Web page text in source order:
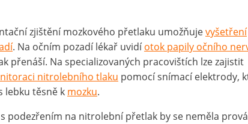
zjištění mozkového přetlaku umožňujevyšetření
. Na očním pozadí lékař uvidíotok papily očního
přenáší. Na specializovaných pracovištích lze zajistit
nitrolebního tlaku pomocí snímací elektrody,
lebku těsně k mozku.
podezřením na nitrolební přetlak by se neměla